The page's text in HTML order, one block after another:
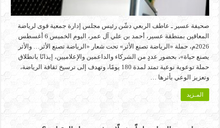
صحيفة عسير ـ عاطف الربعي دشّن رئيس مجلس إدارة جمعية قوى لرياضة
المعاقين بمنطقة عسير، أحمد بن علي آل عمر، اليوم الخميس 6 أغسطس
2026م، حملة «الرياضة تصنع الأثر» تحت شعار «الرياضة تصنع الأثر… والأثر
يصنع حياة»، بحضور عددٍ من الشركاء والداعمين والإعلاميين، إيذانًا بانطلاق
حملة توعوية نوعية تمتد لمدة 180 يومًا، وتهدف إلى ترسيخ ثقافة الرياضة،
وتعزيز الوعي بأثرها …
المـزيد